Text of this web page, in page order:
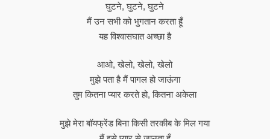
घुटने, घुटने, घुटने
मैं उन सभी को भुगतान करता हूँ
यह विश्वासघात अच्छा है
आओ, खेलो, खेलो, खेलो
मुझे पता है मैं पागल हो जाऊंगा
तुम कितना प्यार करते हो, कितना अकेला
मुझे मेरा बॉयफ्रेंड बिना किसी तरकीब के मिल गया